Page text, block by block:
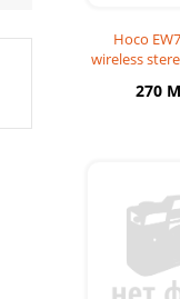
Hoco
wireless
270